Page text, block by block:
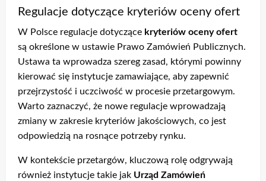
Regulacje dotyczące kryteriów oceny ofert
W Polsce regulacje dotyczące kryteriów oceny ofert
są określone w ustawie Prawo Zamówień Publicznych.
Ustawa ta wprowadza szereg zasad, którymi powinny
kierować się instytucje zamawiające, aby zapewnić
przejrzystość i uczciwość w procesie przetargowym.
Warto zaznaczyć, że nowe regulacje wprowadzają
zmiany w zakresie kryteriów jakościowych, co jest
odpowiedzią na rosnące potrzeby rynku.
W kontekście przetargów, kluczową rolę odgrywają
również instytucje takie jak Urząd Zamówień